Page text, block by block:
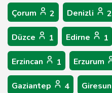
Çorum 2 Denizli 2
Düzce 1 Edirne 1
Erzincan 1 Erzurum
Gaziantep 4 Giresun